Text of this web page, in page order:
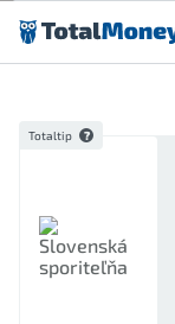
Preskočiť na obsah
Totaltip